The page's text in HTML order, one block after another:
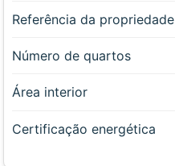
Referência da propriedade
Número de quartos
Área interior
Certificação energética